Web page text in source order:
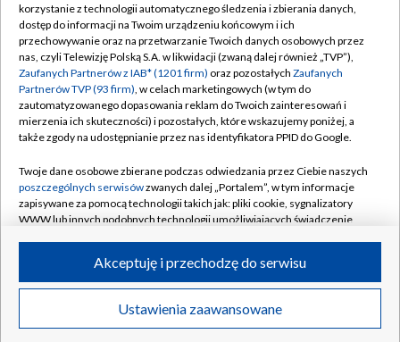
TVP
Abonament TVP
Emisja w TVP
Centrum informacji TVP
Naziemna Telewizja Cyfrowa
Rada Programowa
System NOS
Informacje o nadawcy
Program dla prasy
Ogłoszenie przetargowe
Regulamin TVP
Polityka prywatności
Moje zgody
Pomoc
Kontakt
Kanały
©2026 Telewizja Polska S.A. w likwidacji
korzystanie z technologii automatycznego śledzenia i zbierania danych,
dostęp do informacji na Twoim urządzeniu końcowym i ich
przechowywanie oraz na przetwarzanie Twoich danych osobowych przez
nas, czyli Telewizję Polską S.A. w likwidacji (zwaną dalej również „TVP”),
Zaufanych Partnerów z IAB* (1201 firm) oraz pozostałych Zaufanych
Partnerów TVP (93 firm), w celach marketingowych (w tym do
zautomatyzowanego dopasowania reklam do Twoich zainteresowań i
mierzenia ich skuteczności) i pozostałych, które wskazujemy poniżej, a
także zgody na udostępnianie przez nas identyfikatora PPID do Google.
Twoje dane osobowe zbierane podczas odwiedzania przez Ciebie naszych
poszczególnych serwisówzwanych dalej „Portalem”, w tym informacje
zapisywane za pomocą technologii takich jak: pliki cookie, sygnalizatory
WWW lub innych podobnych technologii umożliwiających świadczenie
ruchu w Internecie.
Twoje dane osobowe zbierane podczas odwiedzania przez Ciebie
poszczególnych serwisówna Portalu, takie jak adresy IP, identyfikatory
Ustawienia zaawansowane
Akceptuję i przechodzę do serwisu